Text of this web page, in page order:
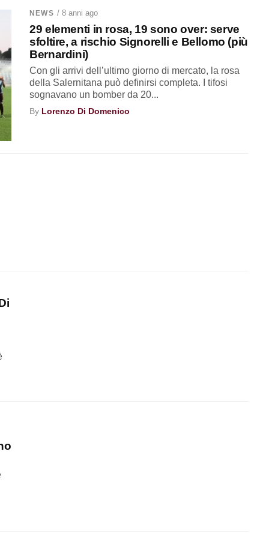
NEWS / 8 anni ago
29 elementi in rosa, 19 sono over: serve
sfoltire, a rischio Signorelli e Bellomo (più
Bernardini)
Con gli arrivi dell’ultimo giorno di mercato, la rosa
della Salernitana può definirsi completa. I tifosi
sognavano un bomber da 20...
By Lorenzo Di Domenico